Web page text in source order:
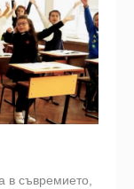
в съвремието,